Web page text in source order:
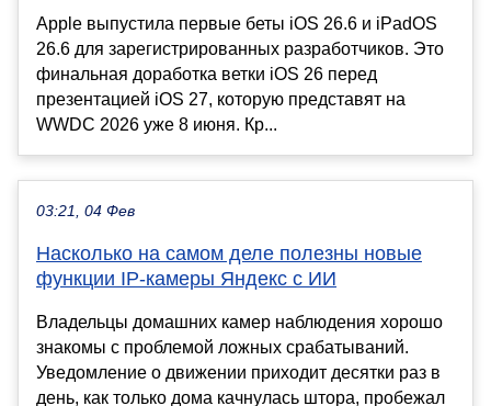
Apple выпустила первые беты iOS 26.6 и iPadOS
26.6 для зарегистрированных разработчиков. Это
финальная доработка ветки iOS 26 перед
презентацией iOS 27, которую представят на
WWDC 2026 уже 8 июня. Кр...
03:21, 04 Фев
Насколько на самом деле полезны новые
функции IP-камеры Яндекс с ИИ
Владельцы домашних камер наблюдения хорошо
знакомы с проблемой ложных срабатываний.
Уведомление о движении приходит десятки раз в
день, как только дома качнулась штора, пробежал